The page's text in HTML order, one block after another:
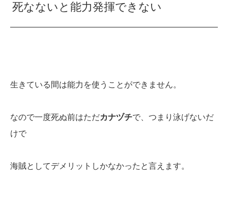
死なないと能力発揮できない
生きている間は能力を使うことができません。
なので一度死ぬ前はただカナヅチで、つまり泳げないだ
けで
海賊としてデメリットしかなかったと言えます。